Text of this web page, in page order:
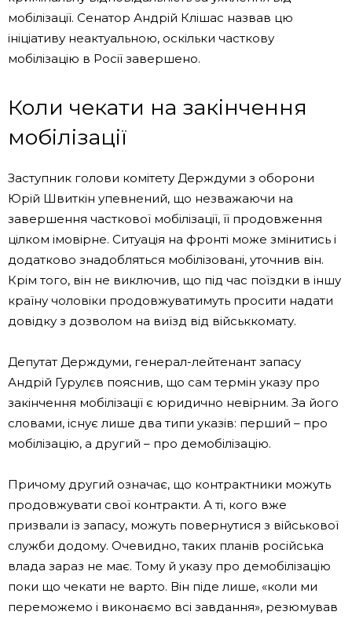
мобілізації. Сенатор Андрій Клішас назвав цю
ініціативу неактуальною, оскільки часткову
мобілізацію в Росії завершено.
Коли чекати на закінчення
мобілізації
Заступник голови комітету Держдуми з оборони
Юрій Швиткін упевнений, що незважаючи на
завершення часткової мобілізації, її продовження
цілком імовірне. Ситуація на фронті може змінитись і
додатково знадобляться мобілізовані, уточнив він.
Крім того, він не виключив, що під час поїздки в іншу
країну чоловіки продовжуватимуть просити надати
довідку з дозволом на виїзд від військкомату.
Депутат Держдуми, генерал-лейтенант запасу
Андрій Гурулєв пояснив, що сам термін указу про
закінчення мобілізації є юридично невірним. За його
словами, існує лише два типи указів: перший – про
мобілізацію, а другий – про демобілізацію.
Причому другий означає, що контрактники можуть
продовжувати свої контракти. А ті, кого вже
призвали із запасу, можуть повернутися з військової
служби додому. Очевидно, таких планів російська
влада зараз не має. Тому й указу про демобілізацію
поки що чекати не варто. Він піде лише, «коли ми
переможемо і виконаємо всі завдання», резюмував